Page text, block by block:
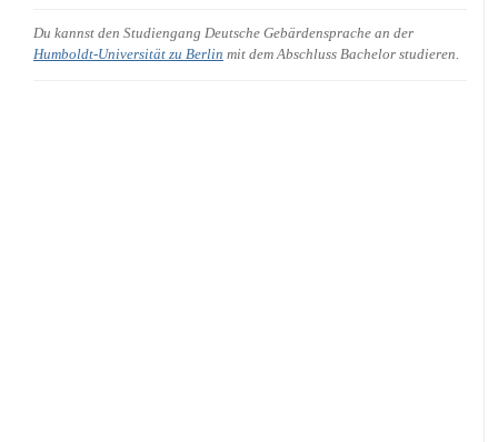
Du kannst den Studiengang Deutsche Gebärdensprache an der
Humboldt-Universität zu Berlin mit dem Abschluss Bachelor studieren.